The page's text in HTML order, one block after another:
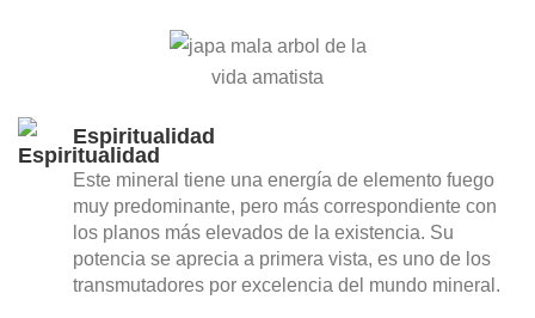
Espiritualidad
Este mineral tiene una energía de elemento fuego
muy predominante, pero más correspondiente con
los planos más elevados de la existencia. Su
potencia se aprecia a primera vista, es uno de los
transmutadores por excelencia del mundo mineral.